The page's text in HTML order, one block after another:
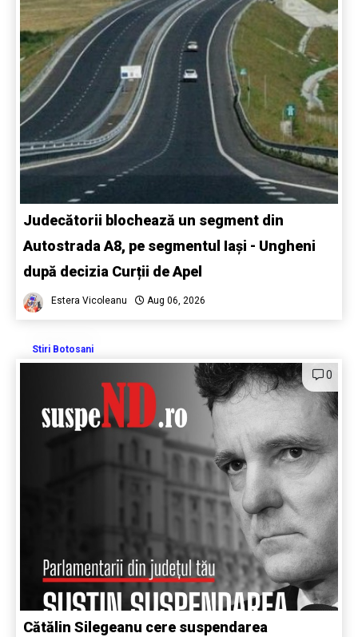
Judecătorii blochează un segment din
Autostrada A8, pe segmentul Iași - Ungheni
după decizia Curții de Apel
Estera Vicoleanu Aug 06, 2026
Stiri Botosani
0
Cătălin Silegeanu cere suspendarea